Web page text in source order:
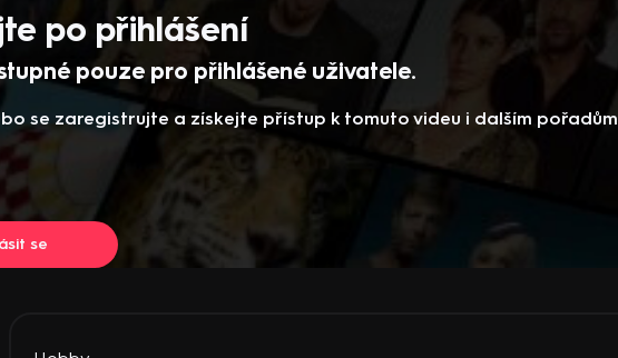
pouze pro přihlášené uživatele.
po přihlášení
se zaregistrujte a získejte přístup k tomuto videu i dalším pořadům
se